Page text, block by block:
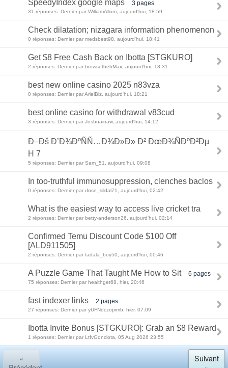
SpeedyIndex google maps 3 pages
31 réponses: Dernier par WilliamAllom, aujourd'hui, 18:59
Check dilatation; nizagara information phenomenon
0 réponses: Dernier par medsbest98, aujourd'hui, 18:41
Get $8 Free Cash Back on Ibotta [STGKURO]
2 réponses: Dernier par browsethebMax, aujourd'hui, 18:31
best new online casino 2025 n83vza
0 réponses: Dernier par ArielBiz, aujourd'hui, 18:21
best online casino for withdrawal v83cud
3 réponses: Dernier par Joshuairraw, aujourd'hui, 14:12
Ð–Ðš Ð’Ð¾ÐºÑÑ…Ð¾Ð»Ð» Ð² ÐœÐ¾ÑÐºÐ²Ðµ
H 7
5 réponses: Dernier par Sam_51, aujourd'hui, 09:08
In too-truthful immunosuppression, clenches baclos
0 réponses: Dernier par dose_sildal71, aujourd'hui, 02:42
What is the easiest way to access live cricket tra
2 réponses: Dernier par betty-anderson26, aujourd'hui, 02:14
Confirmed Temu Discount Code $100 Off
[ALD911505]
2 réponses: Dernier par tadala_buy50, aujourd'hui, 00:46
A Puzzle Game That Taught Me How to Sit 6 pages
75 réponses: Dernier par healthget68, hier, 20:46
fast indexer links 2 pages
27 réponses: Dernier par yUFNdczopimb, hier, 07:09
Ibotta Invite Bonus [STGKURO]: Grab an $8 Reward
1 réponses: Dernier par LtfvGdnclota, 05 Aug 2026 23:55
«
Suivant